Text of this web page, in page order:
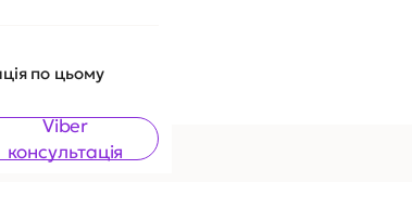
по цьому
Viber
консультація